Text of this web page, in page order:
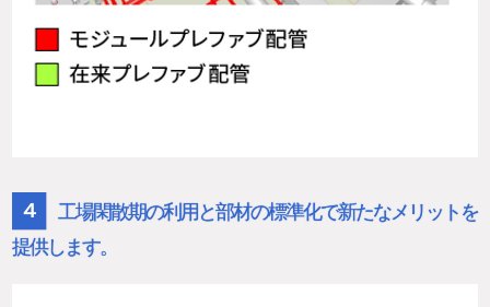
４
工場閑散期の利用と部材の標準化で新たなメリットを
提供します。